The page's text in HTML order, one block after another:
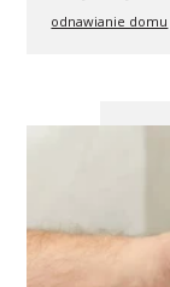
odnawianie domu